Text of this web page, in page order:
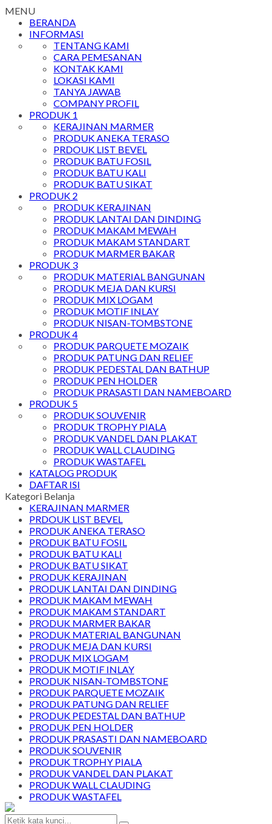
MENU
BERANDA
INFORMASI
TENTANG KAMI
CARA PEMESANAN
KONTAK KAMI
LOKASI KAMI
TANYA JAWAB
COMPANY PROFIL
PRODUK 1
KERAJINAN MARMER
PRODUK ANEKA TERASO
PRDOUK LIST BEVEL
PRODUK BATU FOSIL
PRODUK BATU KALI
PRODUK BATU SIKAT
PRODUK 2
PRODUK KERAJINAN
PRODUK LANTAI DAN DINDING
PRODUK MAKAM MEWAH
PRODUK MAKAM STANDART
PRODUK MARMER BAKAR
PRODUK 3
PRODUK MATERIAL BANGUNAN
PRODUK MEJA DAN KURSI
PRODUK MIX LOGAM
PRODUK MOTIF INLAY
PRODUK NISAN-TOMBSTONE
PRODUK 4
PRODUK PARQUETE MOZAIK
PRODUK PATUNG DAN RELIEF
PRODUK PEDESTAL DAN BATHUP
PRODUK PEN HOLDER
PRODUK PRASASTI DAN NAMEBOARD
PRODUK 5
PRODUK SOUVENIR
PRODUK TROPHY PIALA
PRODUK VANDEL DAN PLAKAT
PRODUK WALL CLAUDING
PRODUK WASTAFEL
KATALOG PRODUK
DAFTAR ISI
Kategori Belanja
KERAJINAN MARMER
PRDOUK LIST BEVEL
PRODUK ANEKA TERASO
PRODUK BATU FOSIL
PRODUK BATU KALI
PRODUK BATU SIKAT
PRODUK KERAJINAN
PRODUK LANTAI DAN DINDING
PRODUK MAKAM MEWAH
PRODUK MAKAM STANDART
PRODUK MARMER BAKAR
PRODUK MATERIAL BANGUNAN
PRODUK MEJA DAN KURSI
PRODUK MIX LOGAM
PRODUK MOTIF INLAY
PRODUK NISAN-TOMBSTONE
PRODUK PARQUETE MOZAIK
PRODUK PATUNG DAN RELIEF
PRODUK PEDESTAL DAN BATHUP
PRODUK PEN HOLDER
PRODUK PRASASTI DAN NAMEBOARD
PRODUK SOUVENIR
PRODUK TROPHY PIALA
PRODUK VANDEL DAN PLAKAT
PRODUK WALL CLAUDING
PRODUK WASTAFEL